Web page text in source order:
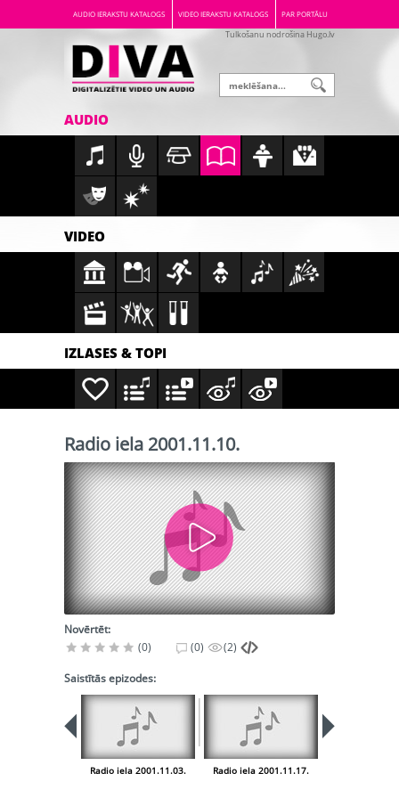
AUDIO IERAKSTU KATALOGS VIDEO IERAKSTU KATALOGS PAR PORTĀLU
Tulkošanu nodrošina Hugo.lv
AUDIO
VIDEO
IZLASES & TOPI
Radio iela 2001.11.10.
Novērtēt:
(0)
(0) (2)
Saistītās epizodes:
Radio iela 2001.11.03. Radio iela 2001.11.17.